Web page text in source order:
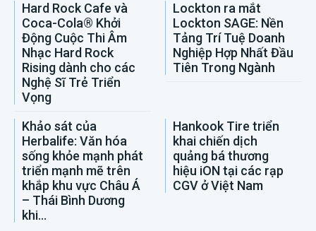
Hard Rock Cafe và
Coca-Cola® Khởi
Động Cuộc Thi Âm
Nhạc Hard Rock
Rising dành cho các
Nghệ Sĩ Trẻ Triển
Vọng
Lockton ra mắt
Lockton SAGE: Nền
Tảng Trí Tuệ Doanh
Nghiệp Hợp Nhất Đầu
Tiên Trong Ngành
Khảo sát của
Herbalife: Văn hóa
sống khỏe mạnh phát
triển mạnh mẽ trên
khắp khu vực Châu Á
– Thái Bình Dương
khi...
Hankook Tire triển
khai chiến dịch
quảng bá thương
hiệu iON tại các rạp
CGV ở Việt Nam